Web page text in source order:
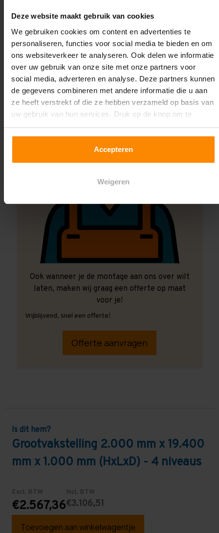
Deze website maakt gebruik van cookies
We gebruiken cookies om content en advertenties te
personaliseren, functies voor social media te bieden en om
ons websiteverkeer te analyseren. Ook delen we informatie
over uw gebruik van onze site met onze partners voor
social media, adverteren en analyse. Deze partners kunnen
de gegevens combineren met andere informatie die u aan
ze heeft verstrekt of die ze hebben verzameld op basis van
uw gebruik van hun services. Druk op de knop om te
accepteren!
Accepteren
Weigeren
Contact met specialist
Montage uitbesteden?
Laat ons het doen!
Ook wanneer je de montage aan ons over wilt
laten, maken wij graag een offerte op maat
voor je!
Vrijblijvend, snel een offerte!
Offerte aanvragen
Is dit hem?
Grootvakstelling 2.000 mm x 19.400
mm x 1.000 mm (HxLxD) - 4 niveaus
Excl. BTW
€2.567,36
Incl. BTW
€3.106,51
Toevoegen aan winkelwagentje